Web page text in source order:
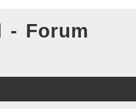
- Forum